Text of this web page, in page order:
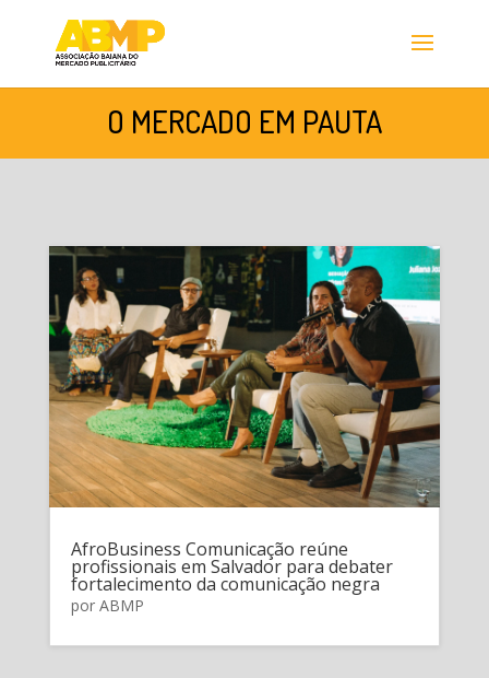
O MERCADO EM PAUTA
AfroBusiness Comunicação reúne
profissionais em Salvador para debater
fortalecimento da comunicação negra
por ABMP